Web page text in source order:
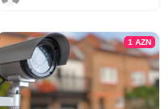
1 AZN